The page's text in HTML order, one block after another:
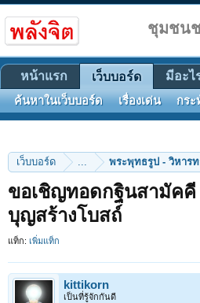
เว็บบอร์ด ... พระพุทธรูป - วิหารท
ขอเชิญทอดกฐินสามัค
บุญสร้างโบสถ์
แท็ก: เพิ่มแท็ก
kittikorn
เป็นที่รู้จักกันดี
ชุมชน
หน้าแรก เว็บบอร์ด
ค้นหาในเว็บบอร์ด เรื่องเด่น กระ
มีอะไ